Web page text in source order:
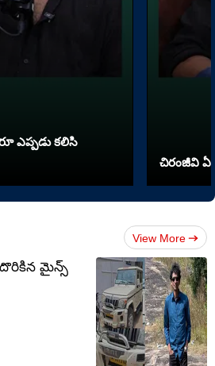
ఎప్పడు కలిసి
చిరంజీవి ఏ
View More
దొరికిన మైన్స్